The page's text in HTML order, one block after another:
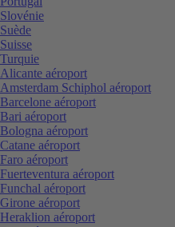
Slovénie
Suède
Suisse
Turquie
Alicante aéroport
Amsterdam Schiphol aéroport
Barcelone aéroport
Bari aéroport
Bologna aéroport
Catane aéroport
Faro aéroport
Fuerteventura aéroport
Funchal aéroport
Girone aéroport
Heraklion aéroport